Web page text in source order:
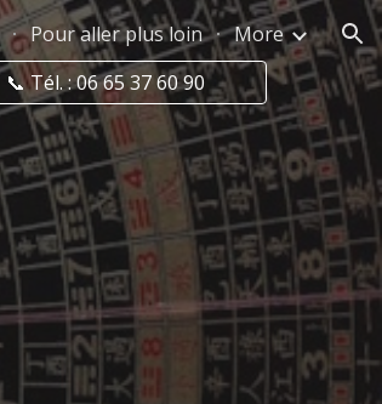
Pour aller plus loin More
📞 Tél. : 06 65 37 60 90